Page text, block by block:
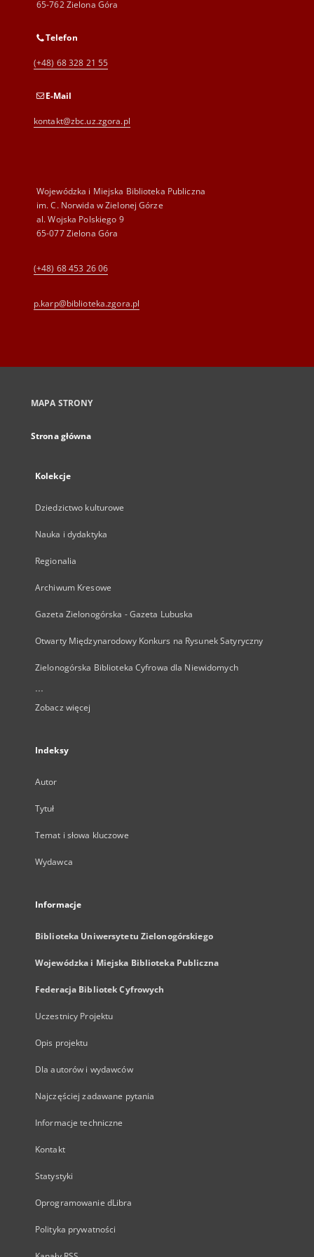
65-762 Zielona Góra
Telefon
(+48) 68 328 21 55
E-Mail
kontakt@zbc.uz.zgora.pl
Wojewódzka i Miejska Biblioteka Publiczna
im. C. Norwida w Zielonej Górze
al. Wojska Polskiego 9
65-077 Zielona Góra
(+48) 68 453 26 06
p.karp@biblioteka.zgora.pl
MAPA STRONY
Strona główna
Kolekcje
Dziedzictwo kulturowe
Nauka i dydaktyka
Regionalia
Archiwum Kresowe
Gazeta Zielonogórska - Gazeta Lubuska
Otwarty Międzynarodowy Konkurs na Rysunek Satyryczny
Zielonogórska Biblioteka Cyfrowa dla Niewidomych
...
Zobacz więcej
Indeksy
Autor
Tytuł
Temat i słowa kluczowe
Wydawca
Informacje
Biblioteka Uniwersytetu Zielonogórskiego
Wojewódzka i Miejska Biblioteka Publiczna
Federacja Bibliotek Cyfrowych
Uczestnicy Projektu
Opis projektu
Dla autorów i wydawców
Najczęściej zadawane pytania
Informacje techniczne
Kontakt
Statystyki
Oprogramowanie dLibra
Polityka prywatności